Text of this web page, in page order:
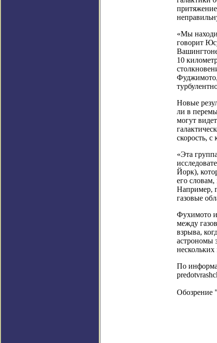
притяжение
«Мы
говорит
10
Фуджимото,
Новые
ли в
могут
скорость, с
«Эта
Йорк),
его
Например,
газовые
Фухимото и
между
взрыва,
астрономы
По
Обозрение